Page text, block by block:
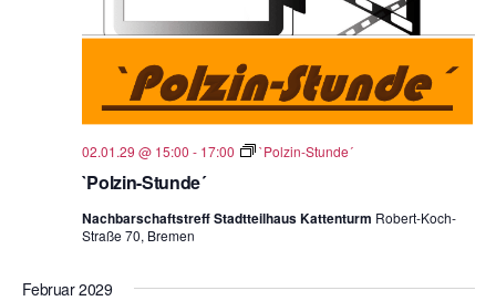
`Polzin-Stunde´
02.01.29 @ 15:00 - 17:00 `Polzin-Stunde´
Nachbarschaftstreff Stadtteilhaus Kattenturm Robert-Koch-
Straße 70, Bremen
Februar 2029